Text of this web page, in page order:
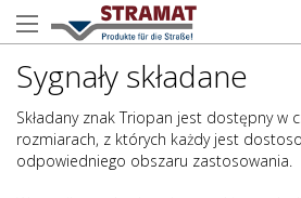
Sygnały składane
Składany znak Triopan jest dostępny w
rozmiarach, z których każdy jest
odpowiedniego obszaru zastosowania.